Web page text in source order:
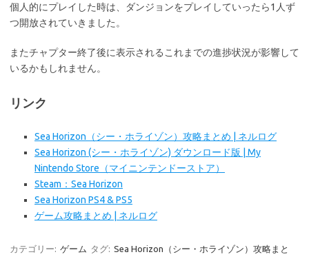
個人的にプレイした時は、ダンジョンをプレイしていったら1人ず
つ開放されていきました。
またチャプター終了後に表示されるこれまでの進捗状況が影響して
いるかもしれません。
リンク
Sea Horizon（シー・ホライゾン）攻略まとめ | ネルログ
Sea Horizon (シー・ホライゾン) ダウンロード版 | My
Nintendo Store（マイニンテンドーストア）
Steam：Sea Horizon
Sea Horizon PS4 & PS5
ゲーム攻略まとめ | ネルログ
カテゴリー: ゲーム タグ: Sea Horizon（シー・ホライゾン）攻略まと